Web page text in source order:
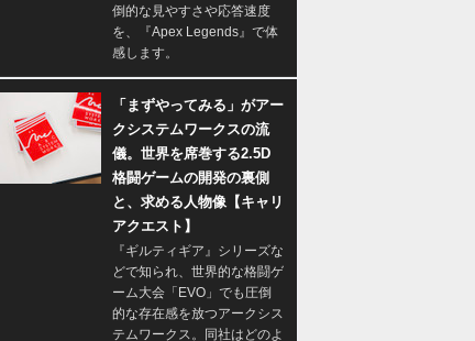
倒的な見やすさや応答速度
を、『Apex Legends』で体
感します。
「まずやってみる」がアー
クシステムワークスの流
儀。世界を席巻する2.5D
格闘ゲームの開発の裏側
と、求める人物像【キャリ
アクエスト】
『ギルティギア』シリーズな
どで知られ、世界的な格闘ゲ
ーム大会「EVO」でも圧倒
的な存在感を放つアークシス
テムワークス。同社はどのよ